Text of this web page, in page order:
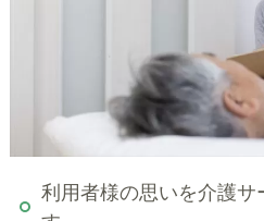
利用者様の思いを介護サ